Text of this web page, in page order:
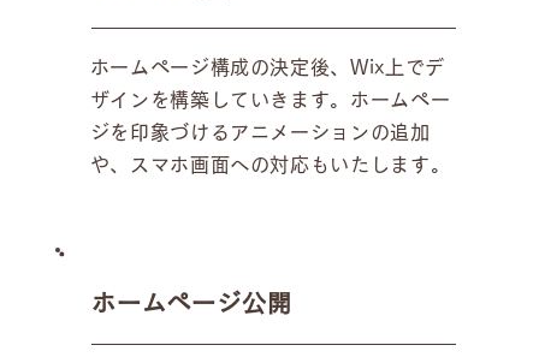
ホームページ構成の決定後、Wix上でデ
ザインを構築していきます。ホームペー
ジを印象づけるアニメーションの追加
や、スマホ画面への対応もいたします。
ホームページ公開